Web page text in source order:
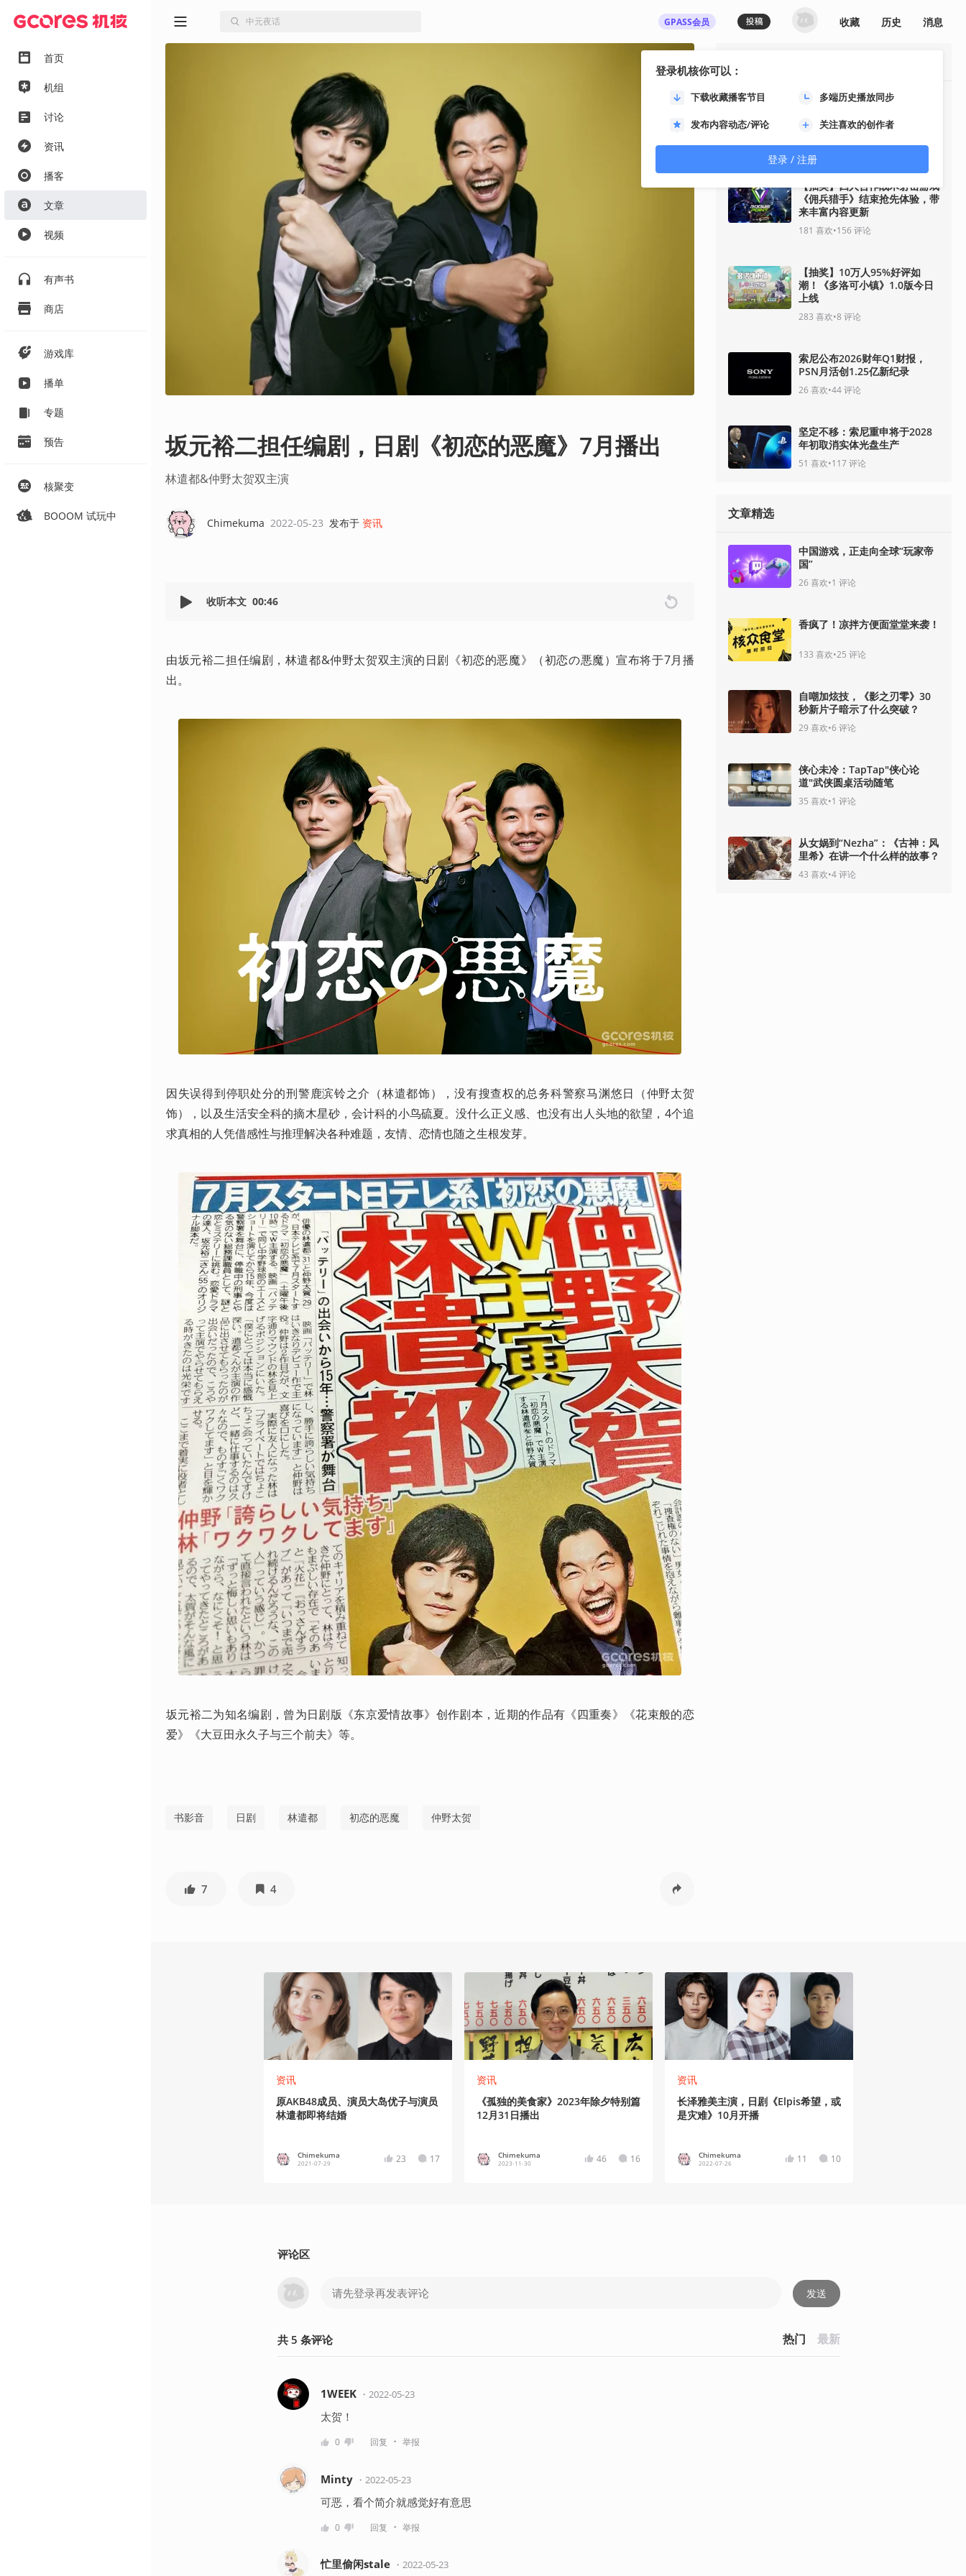
首页
机组
讨论
资讯
播客
文章
视频
有声书
商店
游戏库
播单
专题
预告
核聚变
BOOOM 试玩中
GPASS会员
登录机核你可以：
下载收藏播客节目 多端历史播放同步
发布内容动态/评论 关注喜欢的创作者
登录 / 注册
收藏 历史 消息
坂元裕二担任编剧，日剧《初恋的恶魔》7月播出
林遣都&仲野太贺双主演
Chimekuma 2022-05-23 发布于 资讯
收听本文 00:46
由坂元裕二担任编剧，林遣都&仲野太贺双主演的日剧《初恋的恶魔》（初恋の悪魔）宣布将于7月播
出。
因失误得到停职处分的刑警鹿滨铃之介（林遣都饰），没有搜查权的总务科警察马渊悠日（仲野太贺
饰），以及生活安全科的摘木星砂，会计科的小鸟硫夏。没什么正义感、也没有出人头地的欲望，4个追
求真相的人凭借感性与推理解决各种难题，友情、恋情也随之生根发芽。
坂元裕二为知名编剧，曾为日剧版《东京爱情故事》创作剧本，近期的作品有《四重奏》《花束般的恋
爱》《大豆田永久子与三个前夫》等。
书影音 日剧 林遣都 初恋的恶魔 仲野太贺
7 4
最热资讯
《影之刃零》8月12日开启预
晓！
89喜欢•33评论
【抽奖】四人合作战术射击游戏
《佣兵猎手》结束抢先体验，带
来丰富内容更新
181 喜欢•156评论
【抽奖】10万人95%好评如
潮！《多洛可小镇》1.0版今日
上线
283 喜欢•8 评论
索尼公布2026财年Q1财报，
PSN月活创1.25亿新纪录
26喜欢•44评论
坚定不移：索尼重申将于2028
年初取消实体光盘生产
51 喜欢•117评论
文章精选
中国游戏，正走向全球“玩家帝
国”
26喜欢•1 评论
香疯了！凉拌方便面堂堂来袭！
133 喜欢•25 评论
自嘲加炫技，《影之刃零》30
秒新片子暗示了什么突破？
29 喜欢•6评论
侠心未冷：TapTap"侠心论
道"武侠圆桌活动随笔
35 喜欢•1 评论
从女娲到“Nezha”：《古神：风
里希》在讲一个什么样的故事？
43 喜欢•4评论
资讯
原AKB48成员、演员大岛优子与演员
林遣都即将结婚
Chimekuma
2021-07-29 23 17
资讯
《孤独的美食家》2023年除夕特别篇
12月31日播出
Chimekuma
2023-11-30 46 16
资讯
长泽雅美主演，日剧《Elpis希望，或
是灾难》10月开播
Chimekuma
2022-07-26 11 10
评论区
发送
共 5 条评论 热门 最新
1WEEK ・ 2022-05-23
太贺！
0 回复 ・ 举报
Minty ・ 2022-05-23
可恶，看个简介就感觉好有意思
0 回复 ・ 举报
忙里偷闲stale ・ 2022-05-23